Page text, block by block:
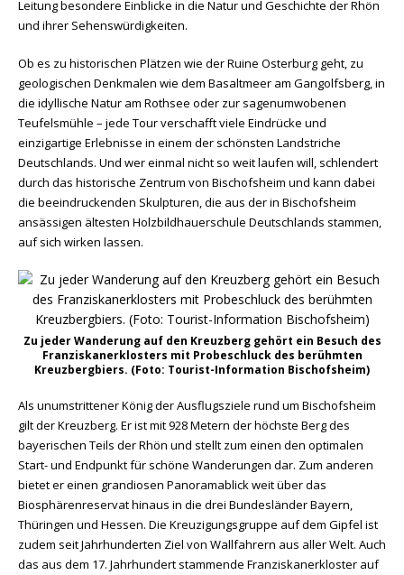
Leitung besondere Einblicke in die Natur und Geschichte der Rhön
und ihrer Sehenswürdigkeiten.
Ob es zu historischen Plätzen wie der Ruine Osterburg geht, zu
geologischen Denkmalen wie dem Basaltmeer am Gangolfsberg, in
die idyllische Natur am Rothsee oder zur sagenumwobenen
Teufelsmühle – jede Tour verschafft viele Eindrücke und
einzigartige Erlebnisse in einem der schönsten Landstriche
Deutschlands. Und wer einmal nicht so weit laufen will, schlendert
durch das historische Zentrum von Bischofsheim und kann dabei
die beeindruckenden Skulpturen, die aus der in Bischofsheim
ansässigen ältesten Holzbildhauerschule Deutschlands stammen,
auf sich wirken lassen.
Zu jeder Wanderung auf den Kreuzberg gehört ein Besuch des
Franziskanerklosters mit Probeschluck des berühmten
Kreuzbergbiers. (Foto: Tourist-Information Bischofsheim)
Als unumstrittener König der Ausflugsziele rund um Bischofsheim
gilt der Kreuzberg. Er ist mit 928 Metern der höchste Berg des
bayerischen Teils der Rhön und stellt zum einen den optimalen
Start- und Endpunkt für schöne Wanderungen dar. Zum anderen
bietet er einen grandiosen Panoramablick weit über das
Biosphärenreservat hinaus in die drei Bundesländer Bayern,
Thüringen und Hessen. Die Kreuzigungsgruppe auf dem Gipfel ist
zudem seit Jahrhunderten Ziel von Wallfahrern aus aller Welt. Auch
das aus dem 17. Jahrhundert stammende Franziskanerkloster auf